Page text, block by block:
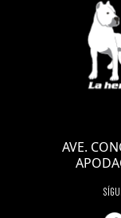
AVE.